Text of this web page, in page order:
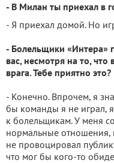
- В Милан ты приехал в
- Я приехал домой. Но
- Болельщики «Интера»
вас, несмотря на то,
врага. Тебе приятно это?
- Конечно. Впрочем, я
бы команды я не играл,
к болельщикам. У меня
нормальные отношения,
не провоцировал
что мог бы кого-то